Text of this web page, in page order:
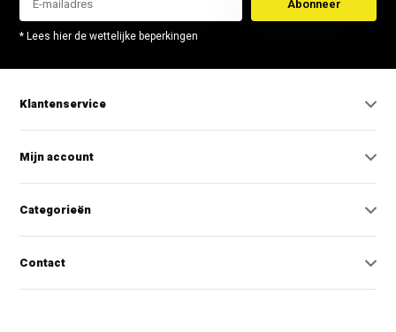
Abonneer
* Lees hier de wettelijke beperkingen
Klantenservice
Mijn account
Categorieën
Contact